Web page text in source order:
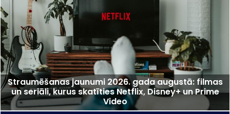
Straumēšanas jaunumi 2026. gada augustā: filmas
un seriāli, kurus skatīties Netflix, Disney+ un Prime
Video